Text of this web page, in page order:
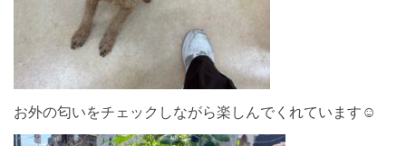
お外の匂いをチェックしながら楽しんでくれています☺︎